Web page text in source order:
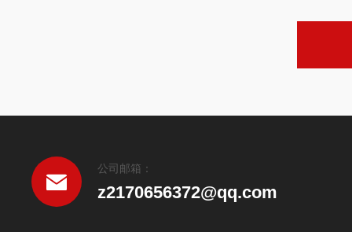
公司邮箱：
z2170656372@qq.com